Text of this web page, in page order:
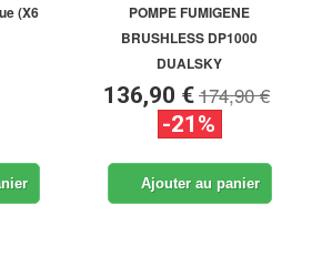
(X6
POMPE FUMIGENE
BRUSHLESS DP1000
DUALSKY
136,90 €174,90 €
-21%
Ajouter au panier